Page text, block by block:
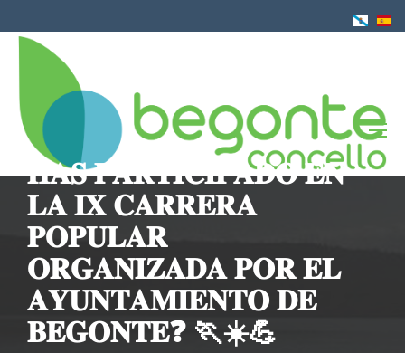
al
contenido
𝐇𝐀𝐒 𝐏𝐀𝐑𝐓𝐈𝐂𝐈𝐏𝐀𝐃𝐎 𝐄𝐍
𝐋𝐀 𝐈𝐗 𝐂𝐀𝐑𝐑𝐄𝐑𝐀
𝐏𝐎𝐏𝐔𝐋𝐀𝐑
𝐎𝐑𝐆𝐀𝐍𝐈𝐙𝐀𝐃𝐀 𝐏𝐎𝐑 𝐄𝐋
𝐀𝐘𝐔𝐍𝐓𝐀𝐌𝐈𝐄𝐍𝐓𝐎 𝐃𝐄
𝐁𝐄𝐆𝐎𝐍𝐓𝐄❓ 🏃☀️💪